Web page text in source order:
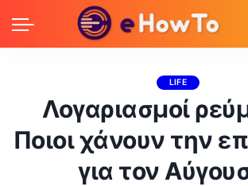
LIFE
Λογαριασμοί
Ποιοι χάνουν την
για τον